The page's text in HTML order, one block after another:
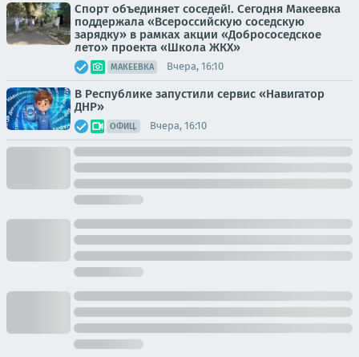
Спорт объединяет соседей!. Сегодня Макеевка
поддержала «Всероссийскую соседскую
зарядку» в рамках акции «Добрососедское
лето» проекта «Школа ЖКХ»
МАКЕЕВКА Вчера, 16:10
В Республике запустили сервис «Навигатор
ДНР»
ОФИЦ. Вчера, 16:10